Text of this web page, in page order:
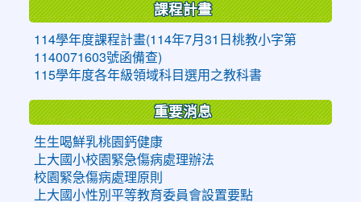
課程計畫
114學年度課程計畫(114年7月31日桃教小字第
1140071603號函備查)
115學年度各年級領域科目選用之教科書
重要消息
生生喝鮮乳桃園鈣健康
上大國小校園緊急傷病處理辦法
校園緊急傷病處理原則
上大國小性別平等教育委員會設置要點